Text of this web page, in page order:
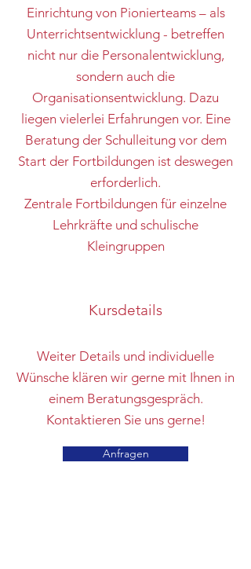
Einrichtung von Pionierteams – als
Unterrichtsentwicklung - betreffen
nicht nur die Personalentwicklung,
sondern auch die
Organisationsentwicklung. Dazu
liegen vielerlei Erfahrungen vor. Eine
Beratung der Schulleitung vor dem
Start der Fortbildungen ist deswegen
erforderlich.
Zentrale Fortbildungen für einzelne
Lehrkräfte und schulische
Kleingruppen
Kursdetails
Weiter Details und individuelle
Wünsche klären wir gerne mit Ihnen in
einem Beratungsgespräch.
Kontaktieren Sie uns gerne!
Anfragen